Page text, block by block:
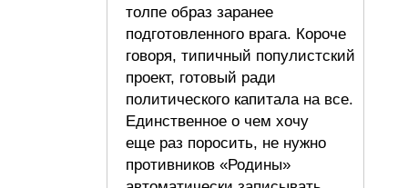
толпе образ заранее
подготовленного врага. Короче
говоря, типичный популистский
проект, готовый ради
политического капитала на все.
Единственное о чем хочу
еще раз поросить, не нужно
противников «Родины»